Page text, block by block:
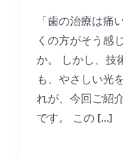
「歯の治療は痛
くの方がそう感
か。 しかし、技
も、やさしい光
れが、今回ご紹
です。 この […]